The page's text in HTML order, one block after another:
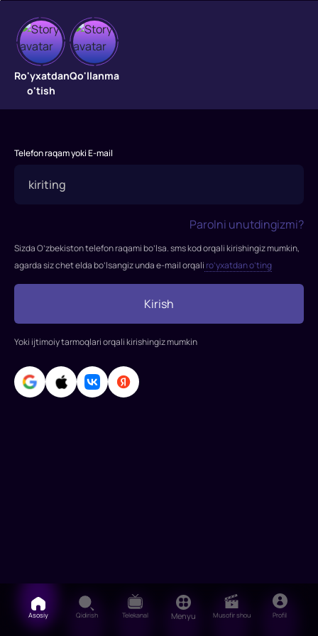
Meksikalik
"Meksikalik"
filmi
olingan.
Pitt,
J.K.
Simmons,
Gandolfini,
Julia
Devid
Krum
Ro'yxatdan
o'tish
Qo'llanma
Telefon raqam yoki E-mail
Parolni unutdingizmi?
Sizda O’zbekiston telefon raqami bo’lsa. sms kod orqali kirishingiz mumkin,
agarda siz chet elda bo’lsangiz unda e-mail orqali ro’yxatdan o’ting
Kirish
Yoki ijtimoiy tarmoqlari orqali kirishingiz mumkin
Asosiy Qidirish Telekanal Menyu Musofir shou Profil